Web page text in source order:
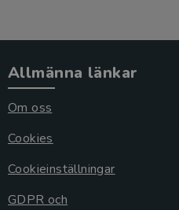
Allmänna länkar
Om oss
Cookies
Cookieinställningar
GDPR och